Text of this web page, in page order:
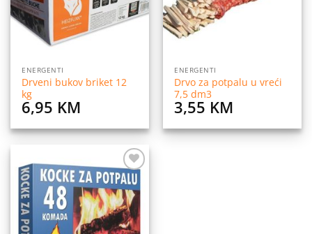
ENERGENTI
Drveni bukov briket 12
kg
6,95 KM
ENERGENTI
Drvo za potpalu u vreći
7,5 dm3
3,55 KM
Dodaj
na
listu
želja